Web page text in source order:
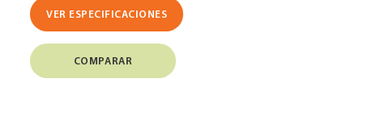
VER ESPECIFICACIONES
COMPARAR